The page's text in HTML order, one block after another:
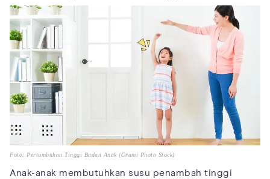
Foto: Pertumbuhan Tinggi Badan Anak (Orami Photo Stock)
Anak-anak membutuhkan susu penambah tinggi